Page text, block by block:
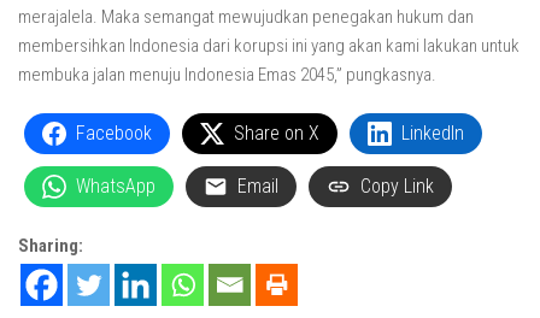
merajalela. Maka semangat mewujudkan penegakan hukum dan
membersihkan Indonesia dari korupsi ini yang akan kami lakukan untuk
membuka jalan menuju Indonesia Emas 2045,” pungkasnya.
Facebook Share on X LinkedIn
WhatsApp Email Copy Link
Sharing: